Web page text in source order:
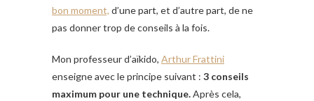
bon moment, d’une part, et d’autre part, de ne
pas donner trop de conseils à la fois.
Mon professeur d’aïkido, Arthur Frattini
enseigne avec le principe suivant : 3 conseils
maximum pour une technique.Après cela,